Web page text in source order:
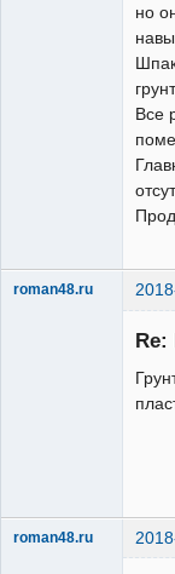
но
Все
roman48.ru
Re:
roman48.ru